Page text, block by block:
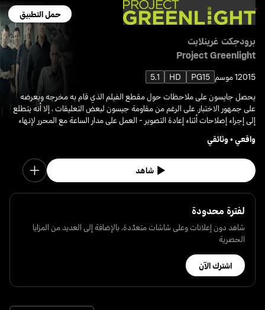
حمل التطبيق
برودجكت غرينلايت
Project Greenlight
20151 موسم PG15
HD
5.1
يحصل جايسون على ملاحظات حول مقطع الفيلم الذي قام به مخرجه ويعرضه
على جمهور الاختبار. على الرغم من مقاومة جيسون لبعض التعليقات ، إلا أنه يتطلع
إلى إجراء إصلاحات أثناء إعادة التصوير - العمل على مدار الساعة مع المحرر لإنهاء
واقعي•وثائقي
شاهد
لفترة محدودة
شاهد دون إعلانات وعلى شاشات متعدّدة، بالإضافة إلى العديد من المزايا
الحصرية
اشترك الآن